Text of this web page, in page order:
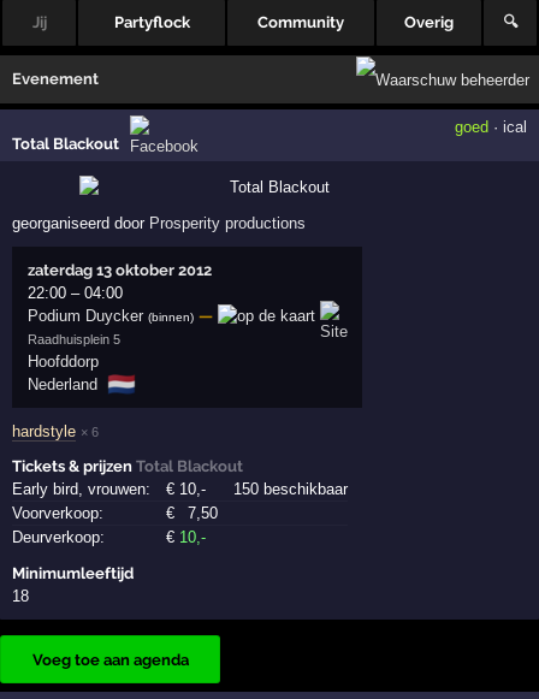
Jij Partyflock Community Overig 🔍
Evenement
Total Blackout
goed · ical
georganiseerd door Prosperity productions
zaterdag 13 oktober 2012
22:00 –04:00
Podium Duycker (binnen) —
Raadhuisplein 5
Hoofddorp
Nederland
🇳🇱
hardstyle × 6
Tickets & prijzenTotal Blackout
Early bird, vrouwen:
€ 10,-
150 beschikbaar
Voorverkoop:
€ 7,50
Deurverkoop:
€ 10,-
Minimumleeftijd
18
Voeg toe aan agenda